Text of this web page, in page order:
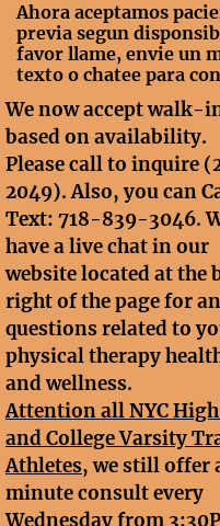
Ahora aceptamos
previa segun
favor llame, envie un
texto o chatee para
We now accept walk-
based on availability.
Please call to inquire
2049). Also, you can
Text: 718-839-3046.
have a live chat in our
website located at the
right of the page for
questions related to
physical therapy
and wellness.
Attention all NYC
and College Varsity
Athletes, we still offer
minute consult every
Wednesday from